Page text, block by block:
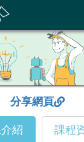
育才輔助系統
分享網頁
紹 課程